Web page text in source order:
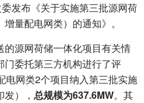
发布《关于实施第三批源网荷
量配电网类）的通知》。
的源网荷储一体化项目有关情
门委托第三方机构进行了评
电网类2个项目纳入第三批实施
）， 总规模为637.6MW。其